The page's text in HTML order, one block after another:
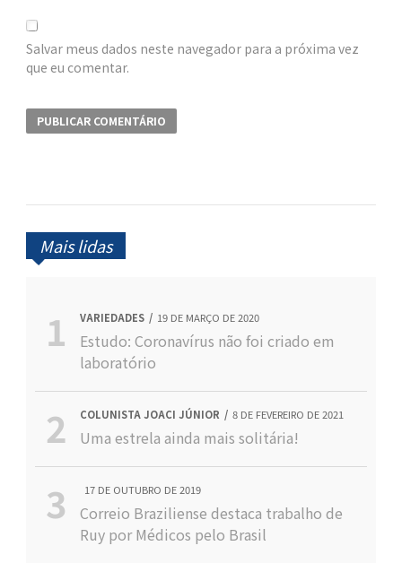
Salvar meus dados neste navegador para a próxima vez
que eu comentar.
Mais lidas
VARIEDADES 19 DE MARÇO DE 2020
Estudo: Coronavírus não foi criado em
laboratório
COLUNISTA JOACI JÚNIOR 8 DE FEVEREIRO DE 2021
Uma estrela ainda mais solitária!
17 DE OUTUBRO DE 2019
Correio Braziliense destaca trabalho de
Ruy por Médicos pelo Brasil